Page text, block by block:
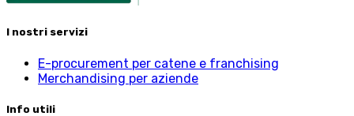
I nostri servizi
E-procurement per catene e franchising
Merchandising per aziende
Info utili